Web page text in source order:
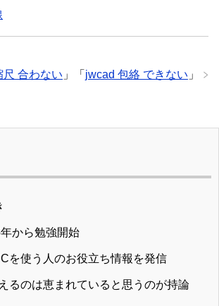
「 jwcad 包絡 できない 」
尺 合わない 」
から勉強開始
を使う人のお役立ち情報を発信
るのは恵まれていると思うのが持論